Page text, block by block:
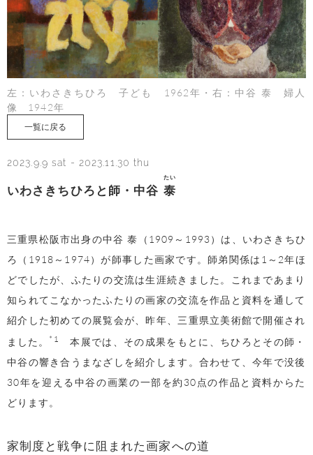
左：いわさきちひろ 子ども 1962年・右：中谷 泰 婦人
像 1942年
一覧に戻る
2023.9.9 sat - 2023.11.30 thu
いわさきちひろと師・中谷 泰
たい
三重県松阪市出身の中谷 泰（1909～1993）は、いわさきちひ
ろ（1918～1974）が師事した画家です。師弟関係は1～2年ほ
どでしたが、ふたりの交流は生涯続きました。これまであまり
知られてこなかったふたりの画家の交流を作品と資料を通して
紹介した初めての展覧会が、昨年、三重県立美術館で開催され
ました。
*1
本展では、その成果をもとに、ちひろとその師・
中谷の響き合うまなざしを紹介します。合わせて、今年で没後
30年を迎える中谷の画業の一部を約30点の作品と資料からた
どります。
家制度と戦争に阻まれた画家への道